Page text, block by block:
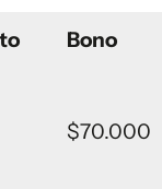
Bono
$70.000